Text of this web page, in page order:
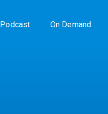
Podcast On Demand